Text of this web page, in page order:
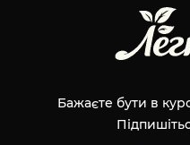
Бажаєте бути в